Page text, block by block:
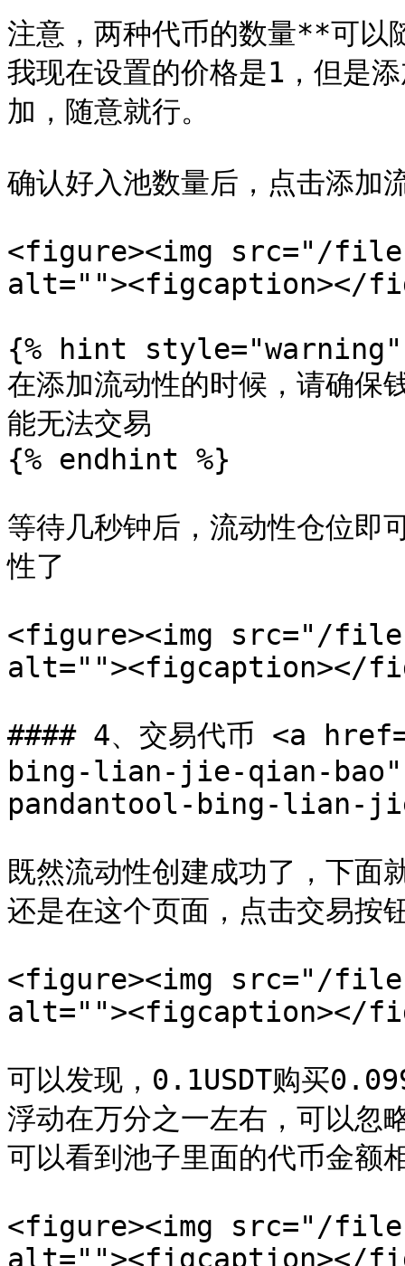
注意，两种代币的数量**可以
我现在设置的价格是1，但是
加，随意就行。
确认好入池数量后，点击添加
<figure><img src="/files/
alt=""><figcaption></
{% hint style="warning"
在添加流动性的时候，请确
能无法交易
{% endhint %}
等待几秒钟后，流动性仓位即
性了
<figure><img src="/files/
alt=""><figcaption></
#### 4、交易代币 <a
bing-lian-jie-qian-
pandantool-bing-lian-
既然流动性创建成功了，下面
还是在这个页面，点击交易按
<figure><img src="/files/
alt=""><figcaption></
可以发现，0.1USDT购买
浮动在万分之一左右，可以忽
可以看到池子里面的代币金额
<figure><img src="/
alt=""><figcaption></